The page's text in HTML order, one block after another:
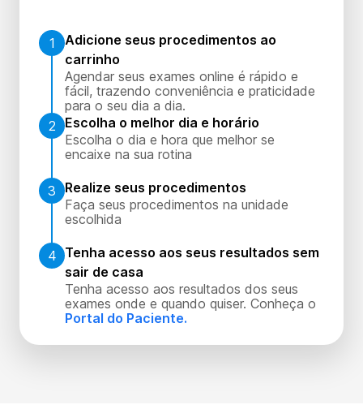
1
Adicione seus procedimentos ao
carrinho
Agendar seus exames online é rápido e
fácil, trazendo conveniência e praticidade
para o seu dia a dia.
2
Escolha o melhor dia e horário
Escolha o dia e hora que melhor se
encaixe na sua rotina
3
Realize seus procedimentos
Faça seus procedimentos na unidade
escolhida
4 Tenha acesso aos seus resultados sem
sair de casa
Tenha acesso aos resultados dos seus
exames onde e quando quiser. Conheça o
Portal do Paciente.